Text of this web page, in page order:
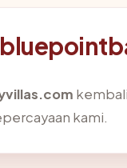
kami.